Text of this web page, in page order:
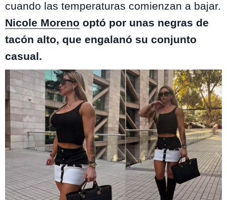
cuando las temperaturas comienzan a bajar.
Nicole Moreno optó por unas negras de
tacón alto, que engalanó su conjunto
casual.